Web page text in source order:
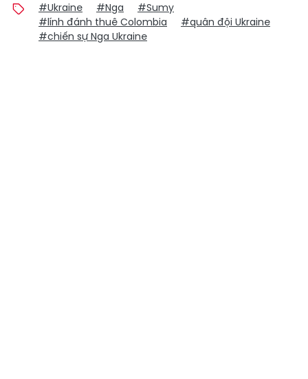
#Ukraine #Nga
#Sumy
#lính đánh thuê Colombia
#quân đội Ukraine
#chiến sự Nga Ukraine